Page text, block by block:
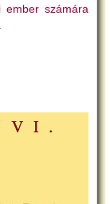
ember számára